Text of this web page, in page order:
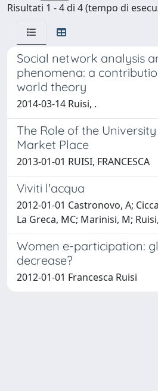
Risultati 1 - 4 di 4 (tempo di
Social network analysis
phenomena: a
world theory
2014-03-14 Ruisi, .
The Role of the
Market Place
2013-01-01 RUISI, FRANCESCA
Viviti l'acqua
2012-01-01 Castronovo, A;
La Greca, MC; Marinisi, M;
Women e-participation:
decrease?
2012-01-01 Francesca Ruisi